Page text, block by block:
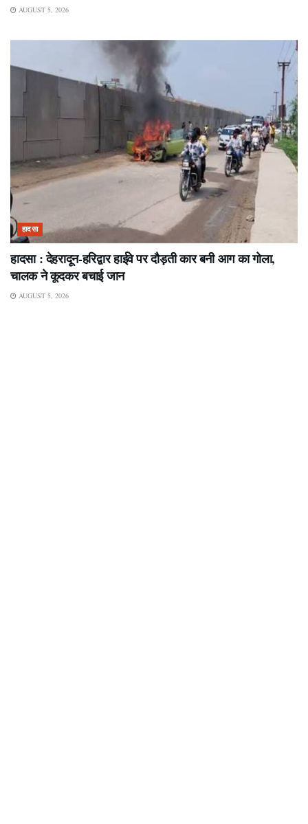
AUGUST 5, 2026
हादसा
हादसा : देहरादून-हरिद्वार हाईवे पर दौड़ती कार बनी आग का गोला,
चालक ने कूदकर बचाई जान
AUGUST 5, 2026